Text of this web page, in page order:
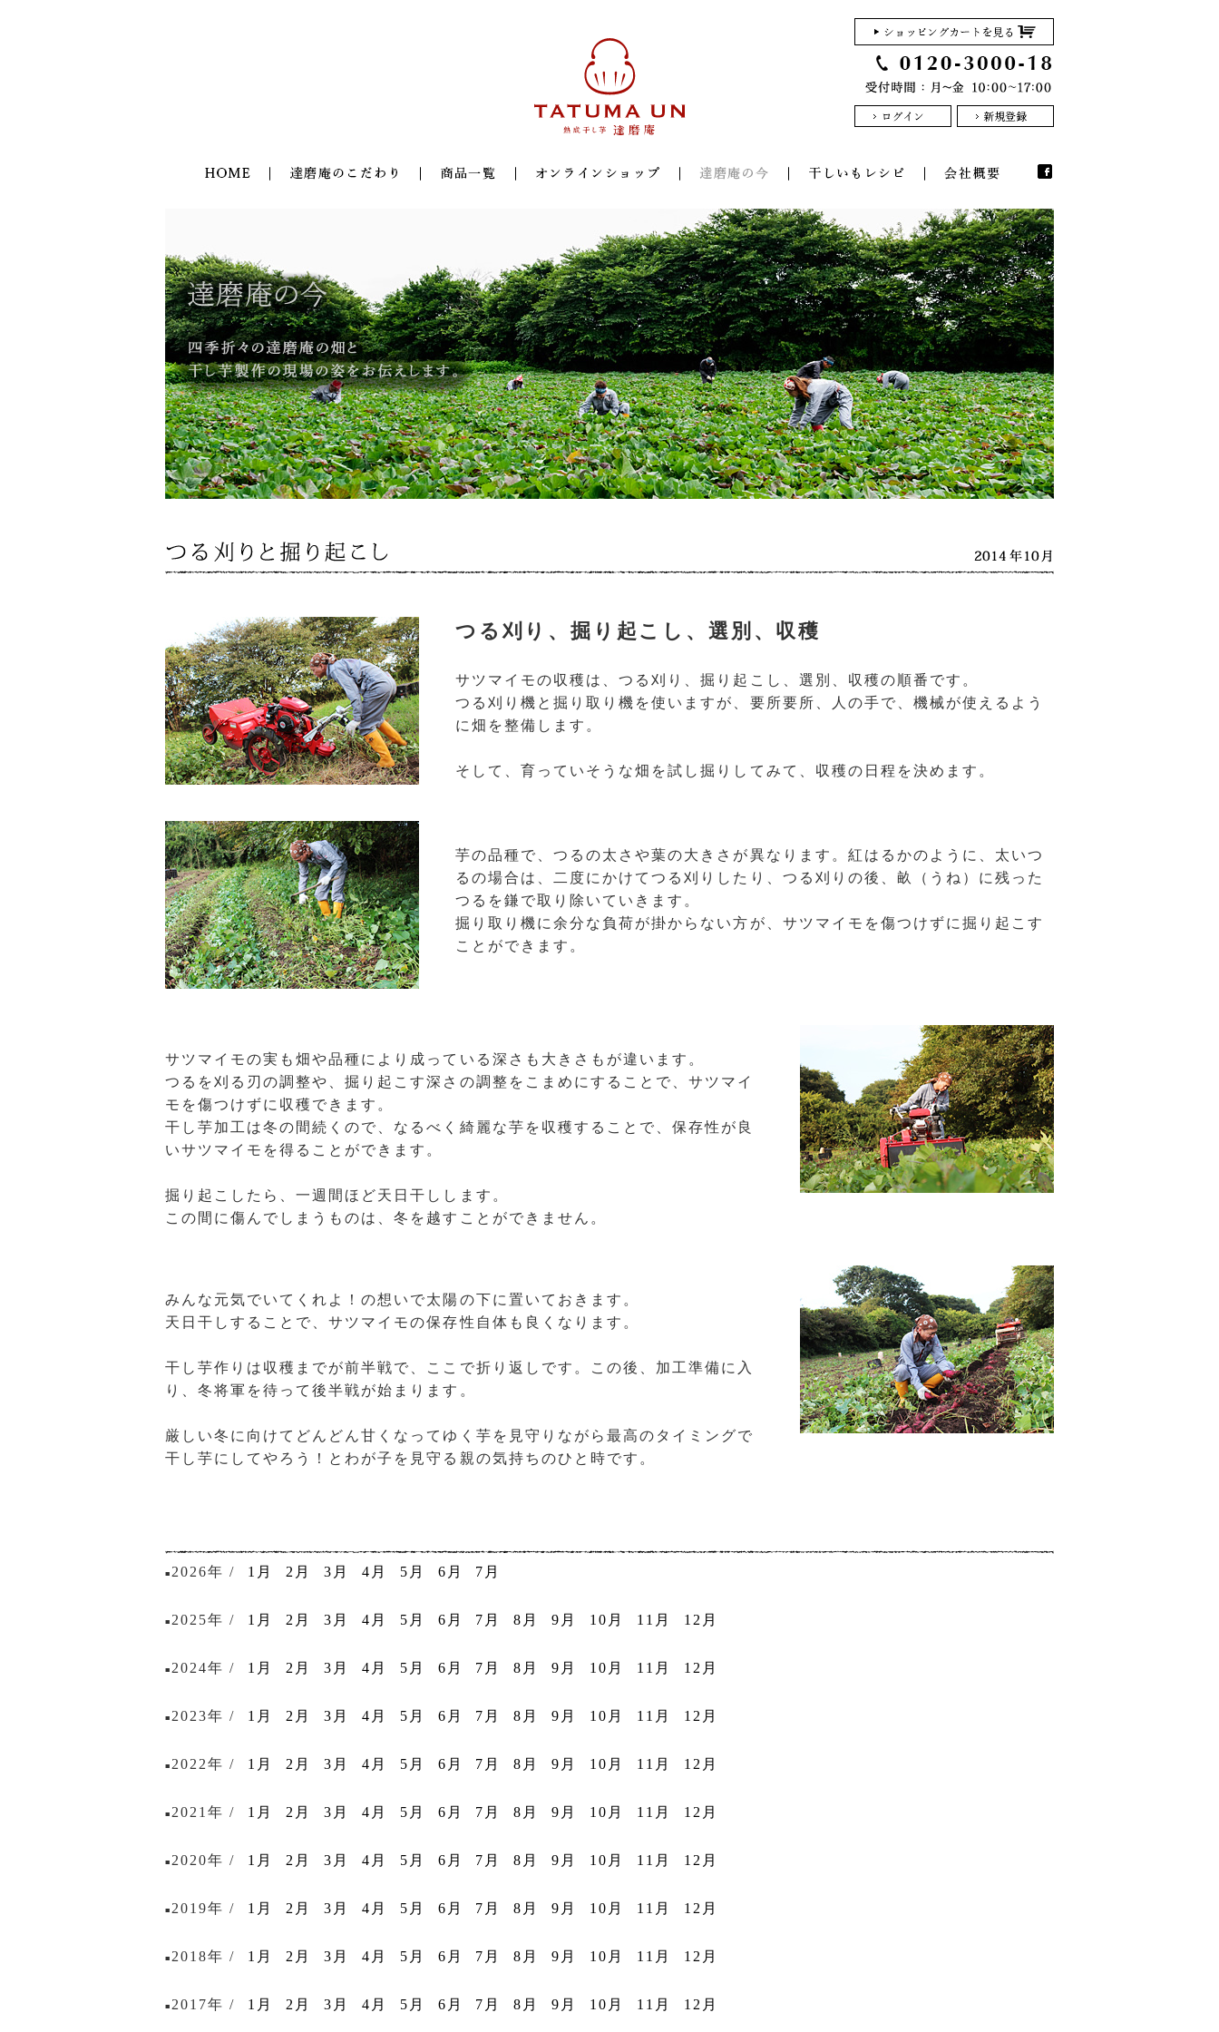
つる刈り、掘り起こし、選別、収穫
サツマイモの収穫は、つる刈り、掘り起こし、選別、収穫の順番です。
つる刈り機と掘り取り機を使いますが、要所要所、人の手で、機械が使えるよう
に畑を整備します。
そして、育っていそうな畑を試し掘りしてみて、収穫の日程を決めます。
芋の品種で、つるの太さや葉の大きさが異なります。紅はるかのように、太いつ
るの場合は、二度にかけてつる刈りしたり、つる刈りの後、畝（うね）に残った
つるを鎌で取り除いていきます。
掘り取り機に余分な負荷が掛からない方が、サツマイモを傷つけずに掘り起こす
ことができます。
サツマイモの実も畑や品種により成っている深さも大きさもが違います。
つるを刈る刃の調整や、掘り起こす深さの調整をこまめにすることで、サツマイ
モを傷つけずに収穫できます。
干し芋加工は冬の間続くので、なるべく綺麗な芋を収穫することで、保存性が良
いサツマイモを得ることができます。
掘り起こしたら、一週間ほど天日干しします。
この間に傷んでしまうものは、冬を越すことができません。
みんな元気でいてくれよ！の想いで太陽の下に置いておきます。
天日干しすることで、サツマイモの保存性自体も良くなります。
干し芋作りは収穫までが前半戦で、ここで折り返しです。この後、加工準備に入
り、冬将軍を待って後半戦が始まります。
厳しい冬に向けてどんどん甘くなってゆく芋を見守りながら最高のタイミングで
干し芋にしてやろう！とわが子を見守る親の気持ちのひと時です。
■2026年 / 1月 2月 3月 4月 5月 6月 7月
■2025年 / 1月 2月 3月 4月 5月 6月 7月 8月 9月 10月 11月 12月
■2024年 / 1月 2月 3月 4月 5月 6月 7月 8月 9月 10月 11月 12月
■2023年 / 1月 2月 3月 4月 5月 6月 7月 8月 9月 10月 11月 12月
■2022年 / 1月 2月 3月 4月 5月 6月 7月 8月 9月 10月 11月 12月
■2021年 / 1月 2月 3月 4月 5月 6月 7月 8月 9月 10月 11月 12月
■2020年 / 1月 2月 3月 4月 5月 6月 7月 8月 9月 10月 11月 12月
■2019年 / 1月 2月 3月 4月 5月 6月 7月 8月 9月 10月 11月 12月
■2018年 / 1月 2月 3月 4月 5月 6月 7月 8月 9月 10月 11月 12月
■2017年 / 1月 2月 3月 4月 5月 6月 7月 8月 9月 10月 11月 12月